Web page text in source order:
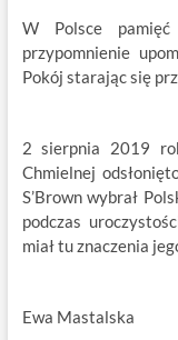
W Polsce
przypomnienie
Pokój starając się
2 sierpnia 2019
Chmielnej
S’Brown wybrał
podczas
miał tu znaczenia
Ewa Mastalska